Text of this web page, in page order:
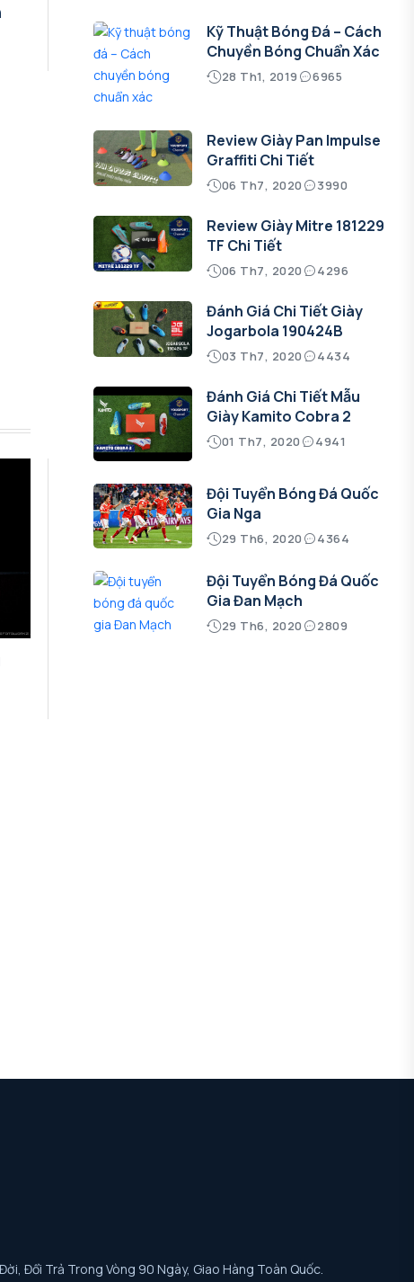
Kỹ Thuật Bóng Đá – Cách
Chuyền Bóng Chuẩn Xác
28 Th1, 2019 6965
Review Giày Pan Impulse
Graffiti Chi Tiết
06 Th7, 2020 3990
Review Giày Mitre 181229
TF Chi Tiết
06 Th7, 2020 4296
Đánh Giá Chi Tiết Giày
Jogarbola 190424B
03 Th7, 2020 4434
Đánh Giá Chi Tiết Mẫu
Giày Kamito Cobra 2
01 Th7, 2020 4941
Đội Tuyển Bóng Đá Quốc
Gia Nga
29 Th6, 2020 4364
Đội Tuyển Bóng Đá Quốc
Gia Đan Mạch
29 Th6, 2020 2809
Đổi Trả Trong Vòng 90 Ngày, Giao Hàng Toàn Quốc.